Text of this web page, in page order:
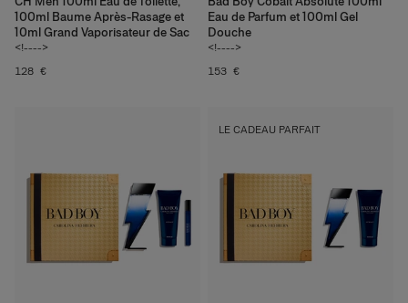
100ml Baume Après-Rasage et
10ml Grand Vaporisateur de Sac
<!---->
128 €
Eau de Parfum et 100ml Gel
Douche
<!---->
153 €
LE CADEAU PARFAIT